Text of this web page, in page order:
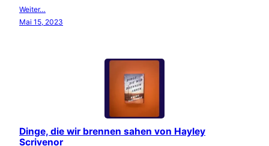
Weiter…
Mai 15, 2023
Dinge, die wir brennen sahen von Hayley
Scrivenor